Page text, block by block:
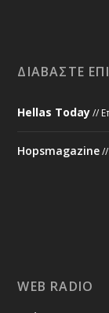
ΔΙΑΒΆΣΤΕ
Hellas Today//
Hopsmagazine
WEB RADIO